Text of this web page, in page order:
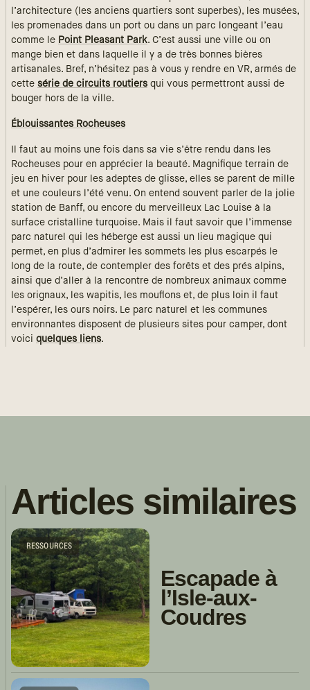
l’architecture (les anciens quartiers sont superbes), les musées,
les promenades dans un port ou dans un parc longeant l’eau
comme le Point Pleasant Park. C’est aussi une ville ou on
mange bien et dans laquelle il y a de très bonnes bières
artisanales. Bref, n’hésitez pas à vous y rendre en VR, armés de
cette série de circuits routiersqui vous permettront aussi de
bouger hors de la ville.
Éblouissantes Rocheuses
Il faut au moins une fois dans sa vie s’être rendu dans les
Rocheuses pour en apprécier la beauté. Magnifique terrain de
jeu en hiver pour les adeptes de glisse, elles se parent de mille
et une couleurs l’été venu. On entend souvent parler de la jolie
station de Banff, ou encore du merveilleux Lac Louise à la
surface cristalline turquoise. Mais il faut savoir que l’immense
parc naturel qui les héberge est aussi un lieu magique qui
permet, en plus d’admirer les sommets les plus escarpés le
long de la route, de contempler des forêts et des prés alpins,
ainsi que d’aller à la rencontre de nombreux animaux comme
les orignaux, les wapitis, les mouflons et, de plus loin il faut
l’espérer, les ours noirs. Le parc naturel et les communes
environnantes disposent de plusieurs sites pour camper, dont
voici quelques liens.
Articles similaires
RESSOURCES
Escapade à
l’Isle-aux-
Coudres